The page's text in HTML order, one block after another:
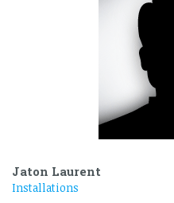
Jaton Laurent
Installations